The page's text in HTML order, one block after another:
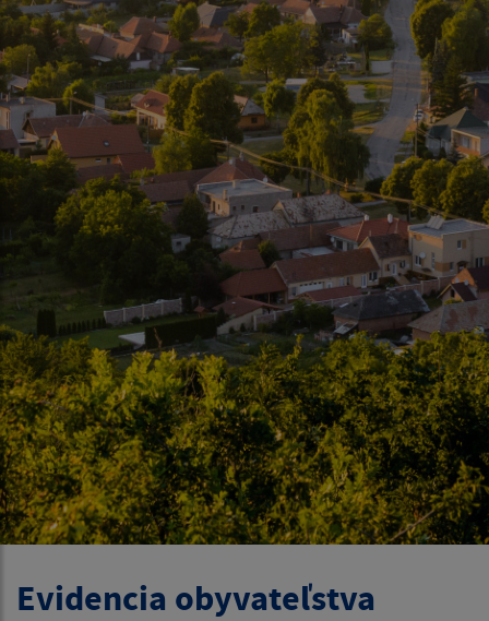
Evidencia obyvateľstva